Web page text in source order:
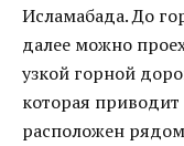
Исламабада. До
далее можно
узкой горной
которая
расположен